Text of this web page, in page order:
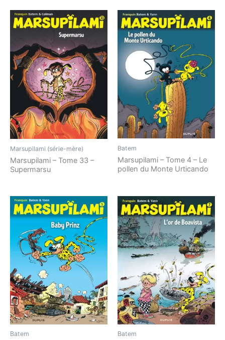
Marsupilami (série-mère)
Marsupilami – Tome 33 –
Supermarsu
Batem
Marsupilami – Tome 4 – Le
pollen du Monte Urticando
Batem Batem